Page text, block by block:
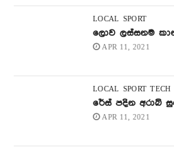
LOCAL SPORT
ලොව ලස්සනම
APR 11, 2021
LOCAL SPORT TECH
රේස් පදින අරාබි
APR 11, 2021